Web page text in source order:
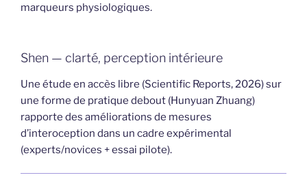
marqueurs physiologiques.
Shen — clarté, perception intérieure
Une étude en accès libre (Scientific Reports, 2026) sur
une forme de pratique debout (Hunyuan Zhuang)
rapporte des améliorations de mesures
d’interoception dans un cadre expérimental
(experts/novices + essai pilote).